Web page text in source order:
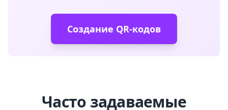
Создание QR-кодов
Часто задаваемые